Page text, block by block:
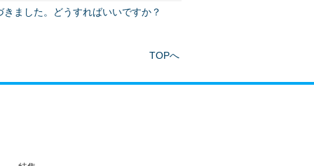
ました。どうすればいいですか？
TOPへ